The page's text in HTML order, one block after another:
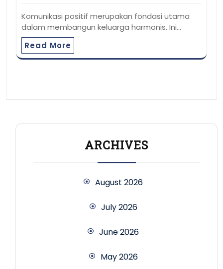
Komunikasi positif merupakan fondasi utama
dalam membangun keluarga harmonis. Ini…
Read More
ARCHIVES
August 2026
July 2026
June 2026
May 2026